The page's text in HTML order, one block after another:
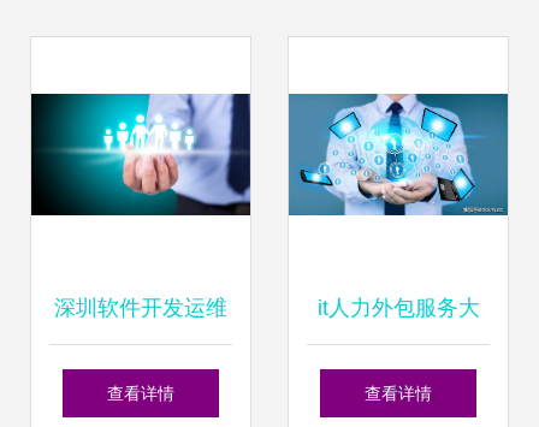
深圳软件开发运维
人员外包公司推荐
查看详情
it人力外包服务大
受企业欢迎的原因
查看详情